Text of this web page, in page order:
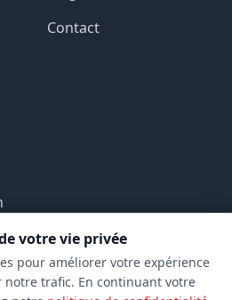
Contact
votre vie privée
pour améliorer votre expérience
trafic. En continuant votre